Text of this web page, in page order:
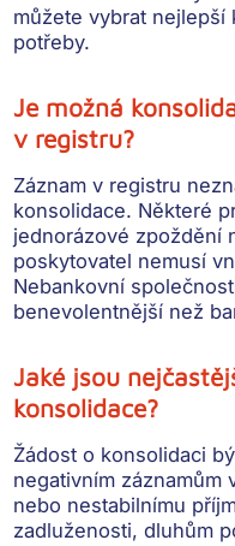
můžete vybrat nejlepší
potřeby.
Je možná
v registru?
Záznam v registru
konsolidace. Některé
jednorázové zpoždění
poskytovatel nemusí
Nebankovní
benevolentnější než
Jaké jsou
konsolidace?
Žádost o konsolidaci
negativním záznamům
nebo nestabilnímu
zadluženosti, dluhům